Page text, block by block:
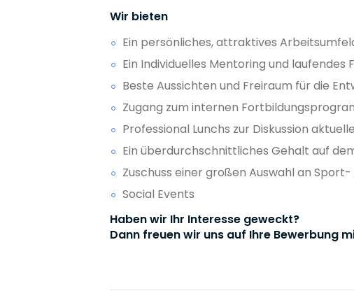
Wir bieten
Ein persönliches, attraktives
Ein Individuelles Mentoring und laufendes
Beste Aussichten und Freiraum für die
Zugang zum internen
Professional Lunchs zur Diskussion
Ein überdurchschnittliches Gehalt auf
Zuschuss einer großen Auswahl an
Social Events
Haben wir Ihr Interesse geweckt?
Dann freuen wir uns auf Ihre Bewerbung